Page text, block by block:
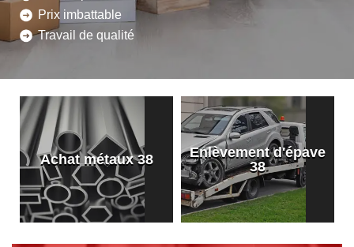
Prix imbattable
Travail de qualité
Achat métaux 38
Enlèvement d'épave
38